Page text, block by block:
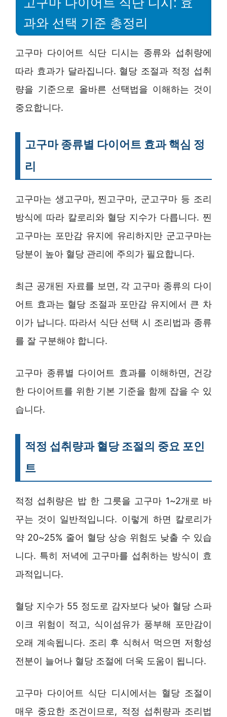
과와 선택 기준 총정리
고구마 다이어트 식단 디시는 종류와 섭취량에
따라 효과가 달라집니다. 혈당 조절과 적정 섭취
량을 기준으로 올바른 선택법을 이해하는 것이
중요합니다.
고구마 종류별 다이어트 효과 핵심 정
리
고구마는 생고구마, 찐고구마, 군고구마 등 조리
방식에 따라 칼로리와 혈당 지수가 다릅니다. 찐
고구마는 포만감 유지에 유리하지만 군고구마는
당분이 높아 혈당 관리에 주의가 필요합니다.
최근 공개된 자료를 보면, 각 고구마 종류의 다이
어트 효과는 혈당 조절과 포만감 유지에서 큰 차
이가 납니다. 따라서 식단 선택 시 조리법과 종류
를 잘 구분해야 합니다.
고구마 종류별 다이어트 효과를 이해하면, 건강
한 다이어트를 위한 기본 기준을 함께 잡을 수 있
습니다.
적정 섭취량과 혈당 조절의 중요 포인
트
적정 섭취량은 밥 한 그릇을 고구마 1~2개로 바
꾸는 것이 일반적입니다. 이렇게 하면 칼로리가
약 20~25% 줄어 혈당 상승 위험도 낮출 수 있습
니다. 특히 저녁에 고구마를 섭취하는 방식이 효
과적입니다.
혈당 지수가 55 정도로 감자보다 낮아 혈당 스파
이크 위험이 적고, 식이섬유가 풍부해 포만감이
오래 계속됩니다. 조리 후 식혀서 먹으면 저항성
전분이 늘어나 혈당 조절에 더욱 도움이 됩니다.
고구마 다이어트 식단 디시에서는 혈당 조절이
매우 중요한 조건이므로, 적정 섭취량과 조리법